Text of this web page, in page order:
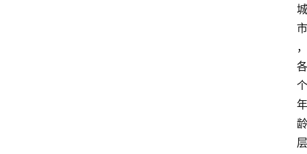
城
市
，
各
个
年
龄
层